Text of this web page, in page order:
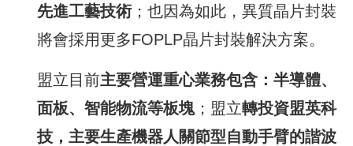
先進工藝技術；也因為如此，異質晶片封裝
將會採用更多FOPLP晶片封裝解決方案。
盟立目前主要營運重心業務包含：半導體、
面板、智能物流等板塊；盟立轉投資盟英科
技，主要生產機器人關節型自動手臂的諧波